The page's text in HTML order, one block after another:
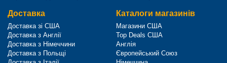
Доставка
Доставка зі США
Доставка з Англії
Доставка з Німеччини
Доставка з Польщі
Каталоги магазинів
Магазини США
Top Deals США
Англія
Європейський Союз